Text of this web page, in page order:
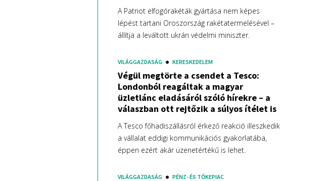
A Patriot elfogórakéták gyártása nem képes
lépést tartani Oroszország rakétatermelésével –
állítja a leváltott ukrán védelmi miniszter.
VILÁGGAZDASÁG KERESKEDELEM
Végül megtörte a csendet a Tesco:
Londonból reagáltak a magyar
üzletlánc eladásáról szóló hírekre – a
válaszban ott rejtőzik a súlyos ítélet is
A Tesco főhadiszállásról érkező reakció illeszkedik
a vállalat eddigi kommunikációs gyakorlatába,
éppen ezért akár üzenetértékű is lehet.
VILÁGGAZDASÁG PÉNZ- ÉS TŐKEPIAC